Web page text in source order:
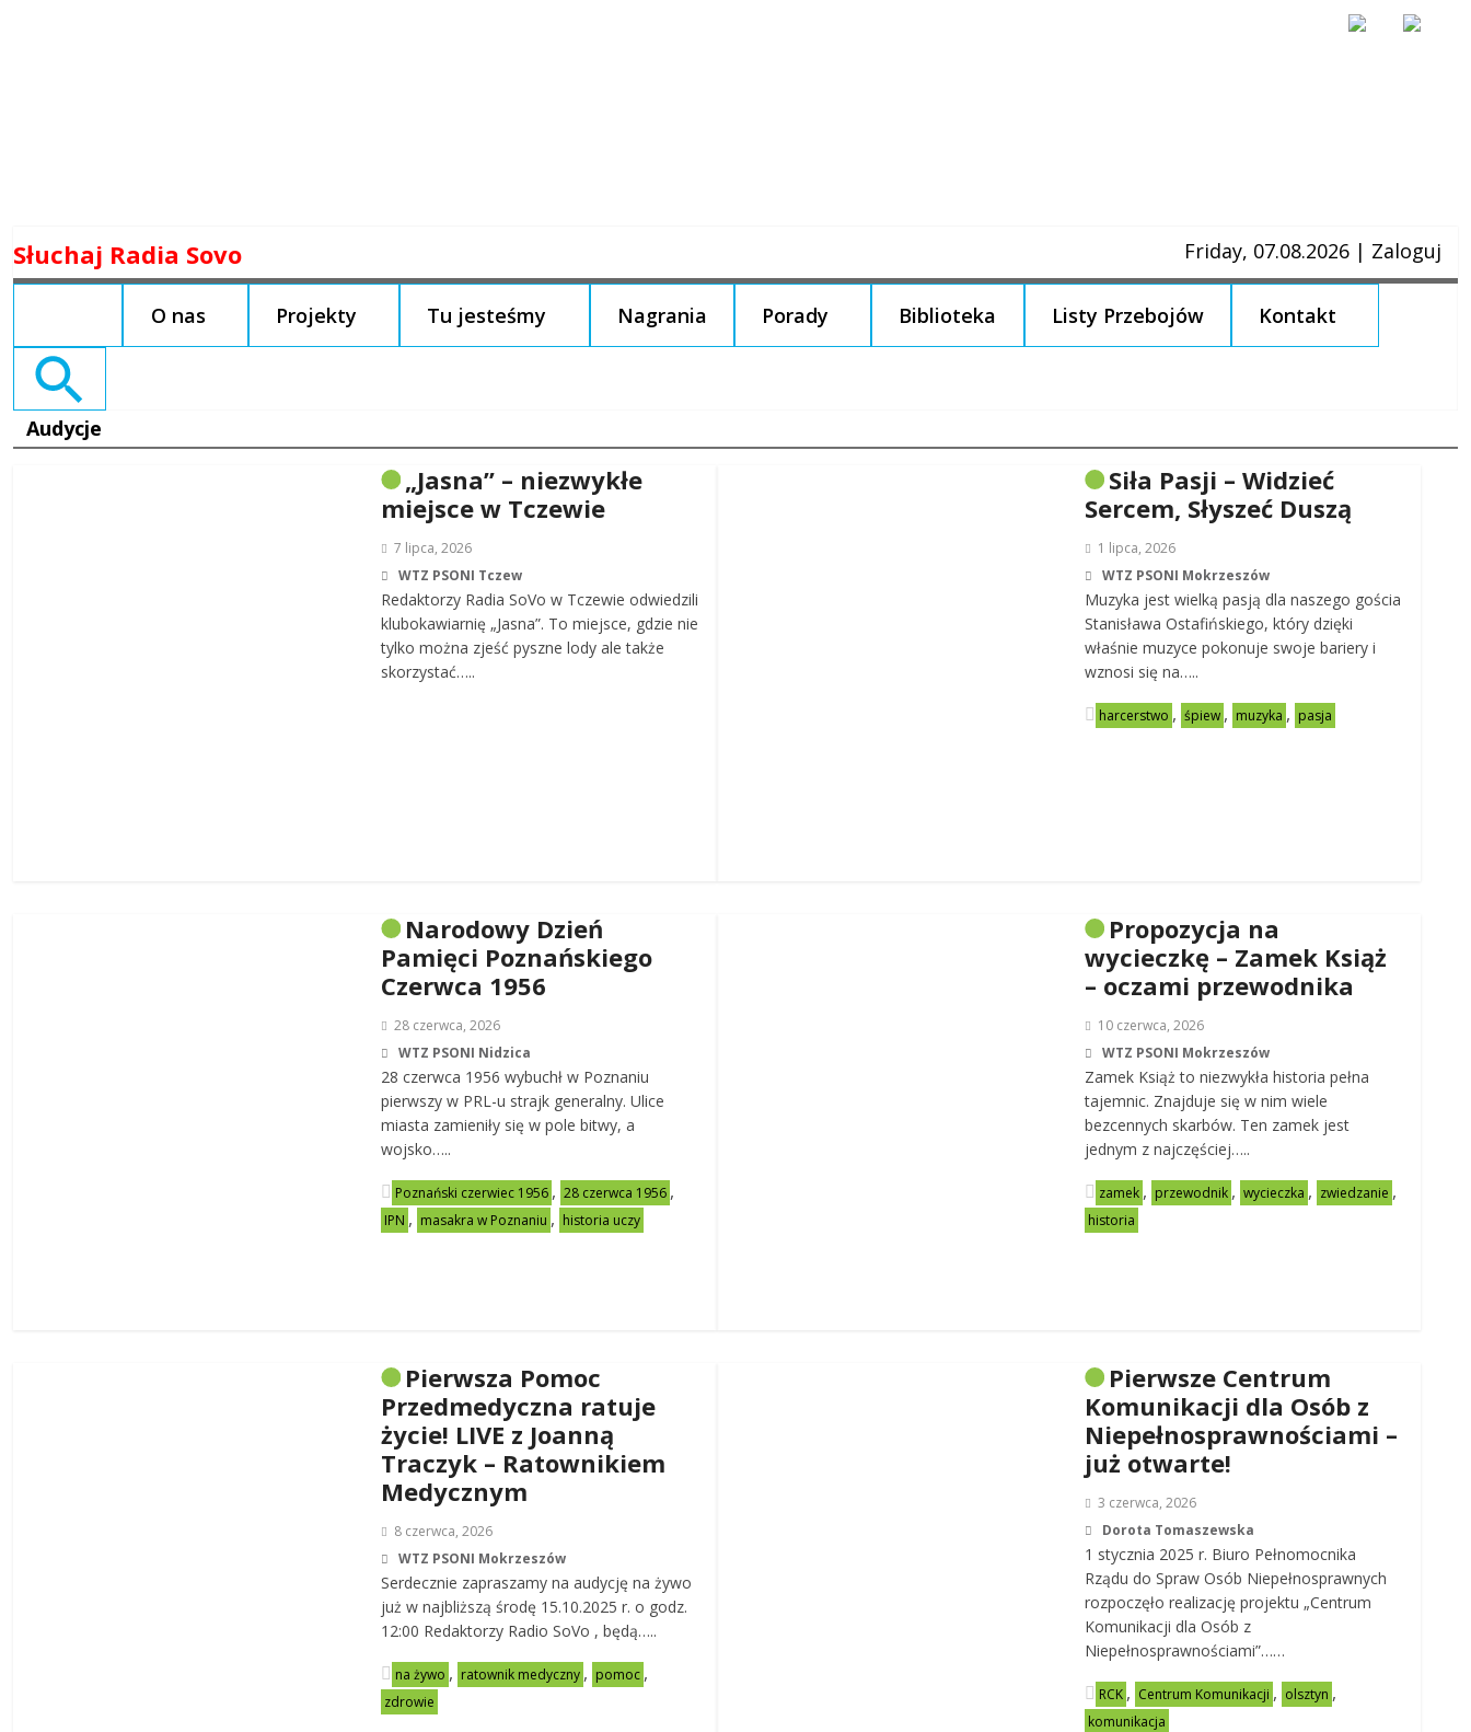
to
Słuchaj Radia Sovo Friday, 07.08.2026 | Zaloguj
O nas Projekty Tu jesteśmy Nagrania Porady Biblioteka Listy Przebojów Kontakt
Search
Audycje
„Jasna” – niezwykłe
miejsce w Tczewie
7 lipca, 2026
WTZ PSONI Tczew
Redaktorzy Radia SoVo w Tczewie odwiedzili
klubokawiarnię „Jasna”. To miejsce, gdzie nie
tylko można zjeść pyszne lody ale także
skorzystać…..
Siła Pasji – Widzieć
Sercem, Słyszeć Duszą
1 lipca, 2026
WTZ PSONI Mokrzeszów
Muzyka jest wielką pasją dla naszego gościa
Stanisława Ostafińskiego, który dzięki
właśnie muzyce pokonuje swoje bariery i
wznosi się na…..
harcerstwo , śpiew , muzyka , pasja
Narodowy Dzień
Pamięci Poznańskiego
Czerwca 1956
28 czerwca, 2026
WTZ PSONI Nidzica
28 czerwca 1956 wybuchł w Poznaniu
pierwszy w PRL-u strajk generalny. Ulice
miasta zamieniły się w pole bitwy, a
wojsko…..
Poznański czerwiec 1956 , 28 czerwca 1956 ,
IPN , masakra w Poznaniu , historia uczy
Propozycja na
wycieczkę – Zamek Książ
– oczami przewodnika
10 czerwca, 2026
WTZ PSONI Mokrzeszów
Zamek Książ to niezwykła historia pełna
tajemnic. Znajduje się w nim wiele
bezcennych skarbów. Ten zamek jest
jednym z najczęściej…..
zamek , przewodnik , wycieczka , zwiedzanie ,
historia
Pierwsza Pomoc
Przedmedyczna ratuje
życie! LIVE z Joanną
Traczyk – Ratownikiem
Medycznym
8 czerwca, 2026
WTZ PSONI Mokrzeszów
Serdecznie zapraszamy na audycję na żywo
już w najbliższą środę 15.10.2025 r. o godz.
12:00 Redaktorzy Radio SoVo , będą…..
na żywo , ratownik medyczny , pomoc ,
zdrowie
Pierwsze Centrum
Komunikacji dla Osób z
Niepełnosprawnościami –
już otwarte!
3 czerwca, 2026
Dorota Tomaszewska
1 stycznia 2025 r. Biuro Pełnomocnika
Rządu do Spraw Osób Niepełnosprawnych
rozpoczęło realizację projektu „Centrum
Komunikacji dla Osób z
Niepełnosprawnościami”……
RCK , Centrum Komunikacji , olsztyn ,
komunikacja